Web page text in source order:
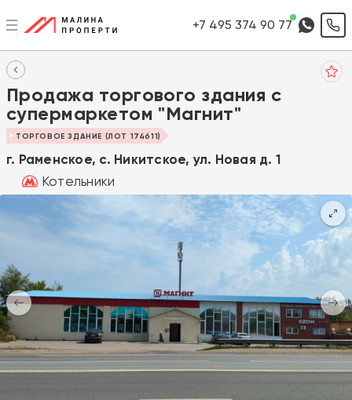
+7 495 374 90 77
Продажа торгового здания с
супермаркетом "Магнит"
ТОРГОВОЕ ЗДАНИЕ (ЛОТ 174611)
г. Раменское, с. Никитское, ул. Новая д. 1
Котельники